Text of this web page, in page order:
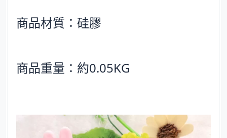
商品材質：硅膠
商品重量：約0.05KG